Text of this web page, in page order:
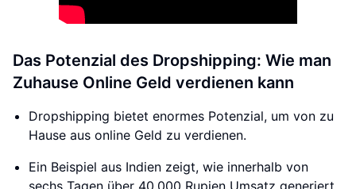
Das Potenzial des Dropshipping: Wie man
Zuhause Online Geld verdienen kann
Dropshipping bietet enormes Potenzial, um von zu
Hause aus online Geld zu verdienen.
Ein Beispiel aus Indien zeigt, wie innerhalb von
sechs Tagen über 40.000 Rupien Umsatz generiert